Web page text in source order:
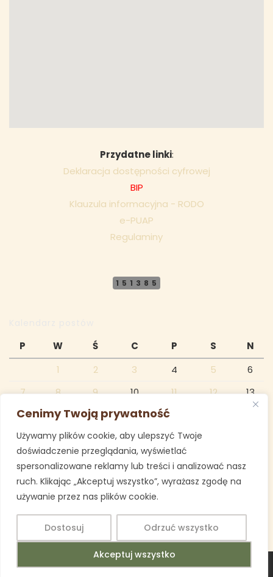
Cenimy Twoją prywatność
Używamy plików cookie, aby ulepszyć Twoje
doświadczenie przeglądania, wyświetlać
spersonalizowane reklamy lub treści i analizować nasz
ruch. Klikając „Akceptuj wszystko”, wyrażasz zgodę na
używanie przez nas plików cookie.
Dostosuj Odrzuć wszystko
Akceptuj wszystko
Przydatne linki:
Deklaracja dostępności cyfrowej
BIP
Klauzula informacyjna - RODO
e-PUAP
Regulaminy
151385
luty 2022
P W Ś C P S
N
1
2 3 4 5
6
7
8 9 10 11 12
13
14
15 16 17 18
21
22 23 24 25
Education WordPress ThemeCopyright 2025 Imielin SP 1